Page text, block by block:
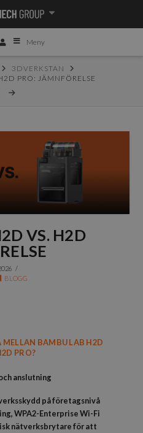
Meny
3DVERKSTAN
PRO: JÄMNFÖRELSE
VS. H2D
BLOGG
BAMBU LAB H2D
PRO?
anslutning
på företagsnivå
WPA2-Enterprise Wi-Fi
nätverksbrytare för att